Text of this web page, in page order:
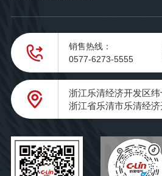
销售热线：
0577-6273-5555
浙江乐清经济开发区
浙江省乐清市乐清经